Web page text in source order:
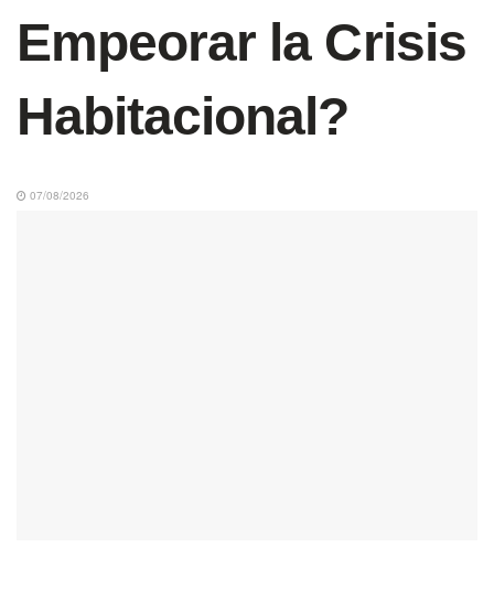
Empeorar la Crisis
Habitacional?
07/08/2026